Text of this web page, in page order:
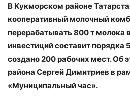
В Кукморском районе
кооперативный молочный
перерабатывать 800 т молока
инвестиций составит порядка
создано 200 рабочих мест. Об
района Сергей Димитриев в
«Муниципальный час».